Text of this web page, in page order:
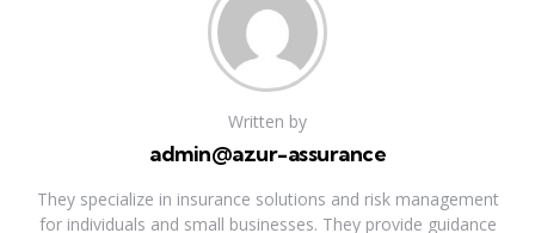
Written by
admin@azur-assurance
They specialize in insurance solutions and risk management
for individuals and small businesses. They provide guidance